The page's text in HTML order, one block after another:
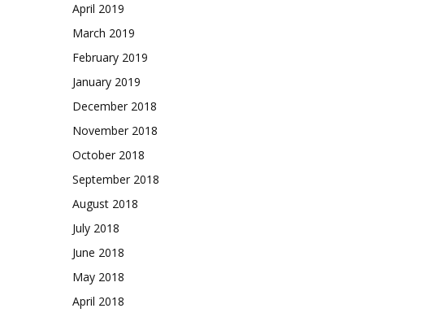
April 2019
March 2019
February 2019
January 2019
December 2018
November 2018
October 2018
September 2018
August 2018
July 2018
June 2018
May 2018
April 2018